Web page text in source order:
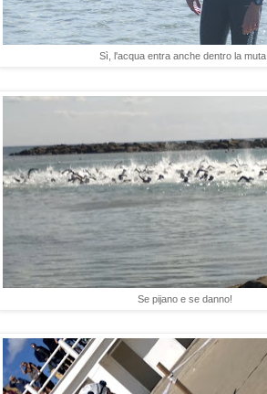
Sì, l'acqua entra anche dentro la muta..
Se pijano e se danno!